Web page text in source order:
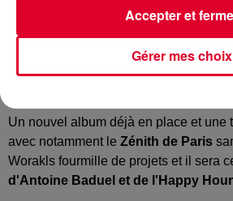
C’est fou ce qu’elle nous
notamment celle qui ose, qui
son équilibre en mêlant électro/techno
orchestrale, cela donne par exemple
Un nouvel album déjà en place et une
avec notamment le Zénith de Paris
Worakls fourmille de projets et il sera
d'Antoine Baduel et de l'Happy
Gérer mes choix
Accepter et